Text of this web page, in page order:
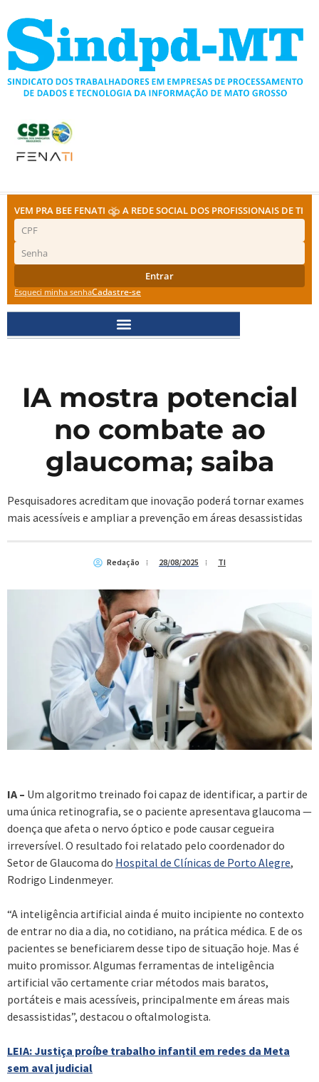
para
conteúdo
VEM PRA BEE FENATI A REDE SOCIAL DOS PROFISSIONAIS DE TI
Entrar
Esqueci minha senhaCadastre-se
IA mostra potencial
no combate ao
glaucoma; saiba
Pesquisadores acreditam que inovação poderá tornar exames
mais acessíveis e ampliar a prevenção em áreas desassistidas
Redação 28/08/2025 TI
IA – Um algoritmo treinado foi capaz de identificar, a partir de
uma única retinografia, se o paciente apresentava glaucoma —
doença que afeta o nervo óptico e pode causar cegueira
irreversível. O resultado foi relatado pelo coordenador do
Setor de Glaucoma do Hospital de Clínicas de Porto Alegre,
Rodrigo Lindenmeyer.
“A inteligência artificial ainda é muito incipiente no contexto
de entrar no dia a dia, no cotidiano, na prática médica. E de os
pacientes se beneficiarem desse tipo de situação hoje. Mas é
muito promissor. Algumas ferramentas de inteligência
artificial vão certamente criar métodos mais baratos,
portáteis e mais acessíveis, principalmente em áreas mais
desassistidas”, destacou o oftalmologista.
LEIA: Justiça proíbe trabalho infantil em redes da Meta
sem aval judicial